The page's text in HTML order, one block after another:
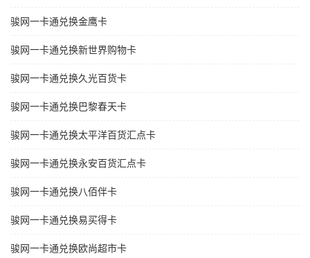
骏网一卡通兑换金鹰卡
骏网一卡通兑换新世界购物卡
骏网一卡通兑换久光百货卡
骏网一卡通兑换巴黎春天卡
骏网一卡通兑换太平洋百货汇点卡
骏网一卡通兑换永安百货汇点卡
骏网一卡通兑换八佰伴卡
骏网一卡通兑换易买得卡
骏网一卡通兑换欧尚超市卡